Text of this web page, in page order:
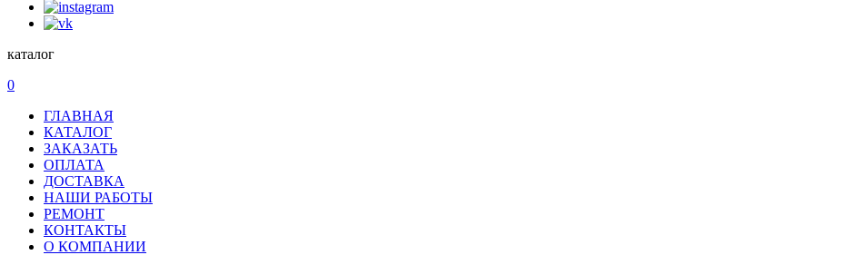
каталог
0
ГЛАВНАЯ
КАТАЛОГ
ЗАКАЗАТЬ
ОПЛАТА
ДОСТАВКА
НАШИ РАБОТЫ
РЕМОНТ
КОНТАКТЫ
О КОМПАНИИ